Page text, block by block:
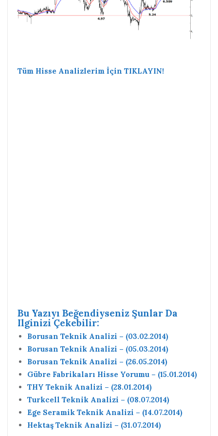
Tüm Hisse Analizlerim İçin TIKLAYIN!
Bu Yazıyı Beğendiyseniz Şunlar Da
Ilginizi Çekebilir:
Borusan Teknik Analizi – (03.02.2014)
Borusan Teknik Analizi – (05.03.2014)
Borusan Teknik Analizi – (26.05.2014)
Gübre Fabrikaları Hisse Yorumu – (15.01.2014)
THY Teknik Analizi – (28.01.2014)
Turkcell Teknik Analizi – (08.07.2014)
Ege Seramik Teknik Analizi – (14.07.2014)
Hektaş Teknik Analizi – (31.07.2014)